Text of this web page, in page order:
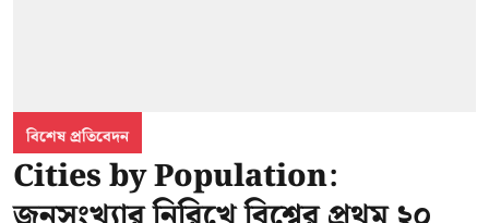
বিশেষ প্রতিবেদন
Cities by Population: